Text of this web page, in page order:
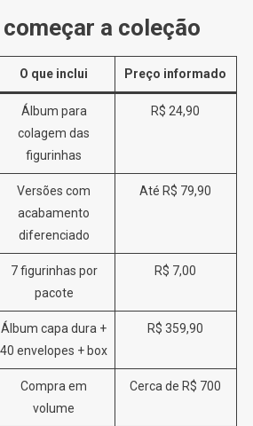
a coleção
O que inclui Preço informado
Álbum para
colagem das
figurinhas
R$ 24,90
Versões com
acabamento
diferenciado
Até R$ 79,90
7 figurinhas por
pacote
R$ 7,00
Álbum capa dura +
40 envelopes + box
R$ 359,90
Compra em
volume
Cerca de R$ 700